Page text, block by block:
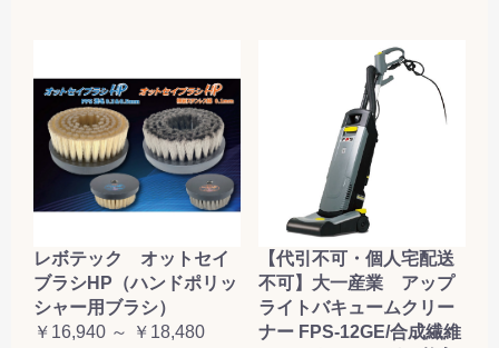
レボテック オットセイ
ブラシHP（ハンドポリッ
シャー用ブラシ）
￥16,940 ～ ￥18,480
【代引不可・個人宅配送
不可】大一産業 アップ
ライトバキュームクリー
ナー FPS-12GE/合成繊維